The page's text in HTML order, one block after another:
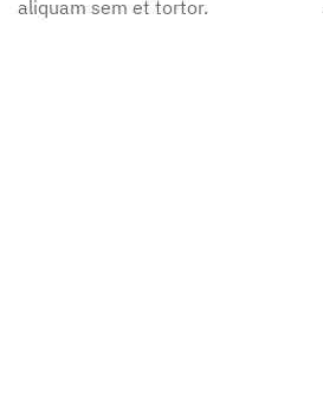
aliquam sem et tortor.